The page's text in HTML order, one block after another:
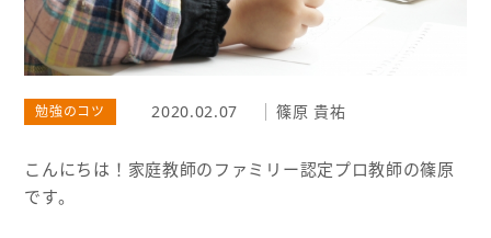
勉強のコツ 2020.02.07 篠原 貴祐
こんにちは！家庭教師のファミリー認定プロ教師の篠原
です。